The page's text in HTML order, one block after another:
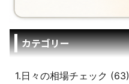
カテゴリー
1.日々の相場チェック (63)